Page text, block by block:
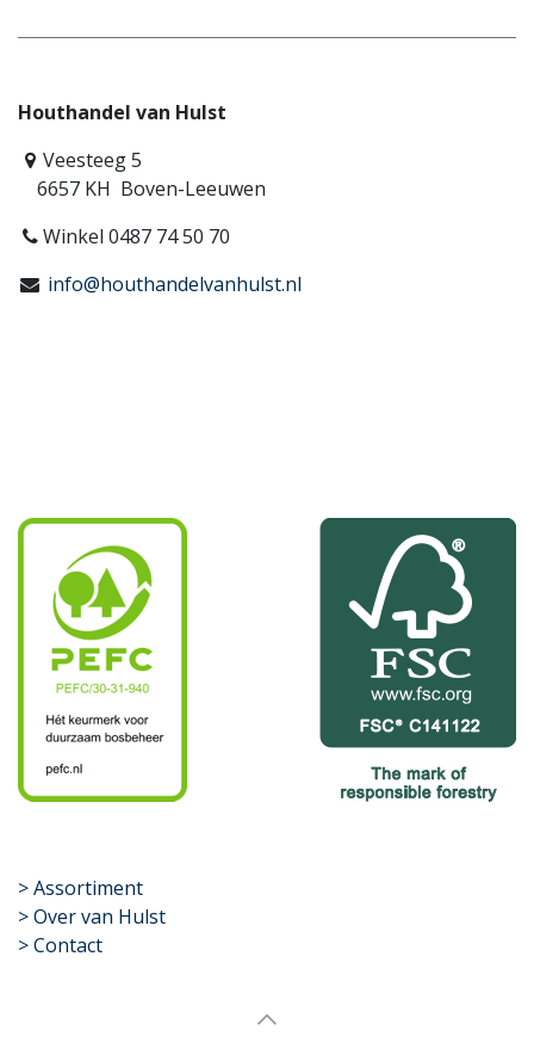
Houthandel van Hulst
Veesteeg 5
6657 KH Boven-Leeuwen
Winkel 0487 74 50 70
info@houthandelvanhulst.nl
​>Assortiment
> Over van Hulst
> Contact